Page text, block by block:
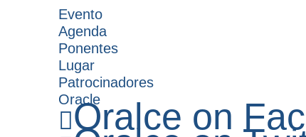
Evento
Agenda
Ponentes
Lugar
Patrocinadores
Oracle
Oralce on